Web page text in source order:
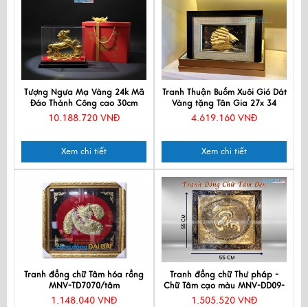
Tượng Ngựa Mạ Vàng 24k Mã
Đáo Thành Công cao 30cm
10.188.720 VNĐ
Xem chi tiết
Tranh Thuận Buồm Xuôi Gió Dát
Vàng tặng Tân Gia 27x 34
4.619.160 VNĐ
Xem chi tiết
Tranh đồng chữ Tâm hóa rồng
MNV-TD7070/tâm
1.148.040 VNĐ
Tranh đồng chữ Thư pháp -
Chữ Tâm cạo màu MNV-DD09-
2
1.505.520 VNĐ